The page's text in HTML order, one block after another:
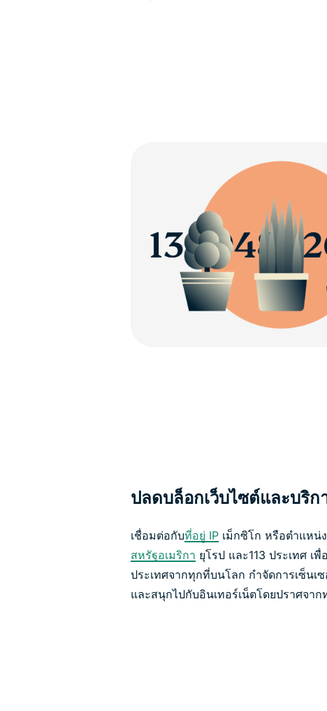
ปลดบล็อกเว็บไซต์และบริก
เชื่อมต่อกับที่อยู่ IP เม็กซิโก หรือตำแหน่
สหรัฐอเมริกา ยุโรป และ113 ประเทศ เ
ประเทศจากทุกที่บนโลก กำจัดการเซ็น
และสนุกไปกับอินเทอร์เน็ตโดยปราศจา